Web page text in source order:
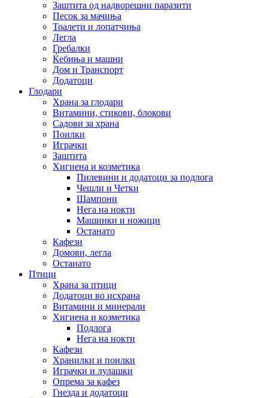
Заштита од надворешни паразити
Песок за мачиња
Тоалети и лопатчиња
Легла
Гребалки
Ќебиња и машни
Дом и Транспорт
Додатоци
Глодари
Храна за глодари
Витамини, стикови, блокови
Садови за храна
Поилки
Играчки
Заштита
Хигиена и козметика
Пилевини и додатоци за подлога
Чешли и Четки
Шампони
Нега на нокти
Машинки и ножици
Останато
Кафези
Домови, легла
Останато
Птици
Храна за птици
Додатоци во исхрана
Витамини и минерали
Хигиена и козметика
Подлога
Нега на нокти
Кафези
Хранилки и поилки
Играчки и лулашки
Опрема за кафез
Гнезда и додатоци